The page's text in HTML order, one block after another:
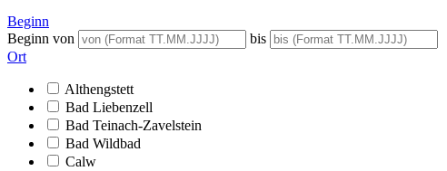
Beginn
Beginn von
bis
Ort
Althengstett
Bad Liebenzell
Bad Teinach-Zavelstein
Bad Wildbad
Calw